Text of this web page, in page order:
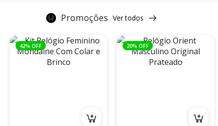
Promoções Ver todos
42% OFF 20% OFF